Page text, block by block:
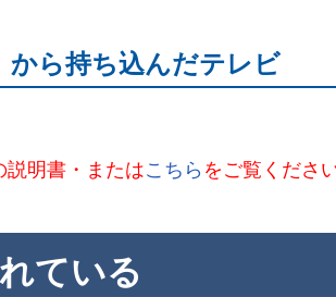
ら持ち込んだテレビ
明書・またはこちら をご覧くださ
ている